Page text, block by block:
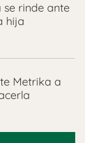
se rinde ante
hija
Metrika a